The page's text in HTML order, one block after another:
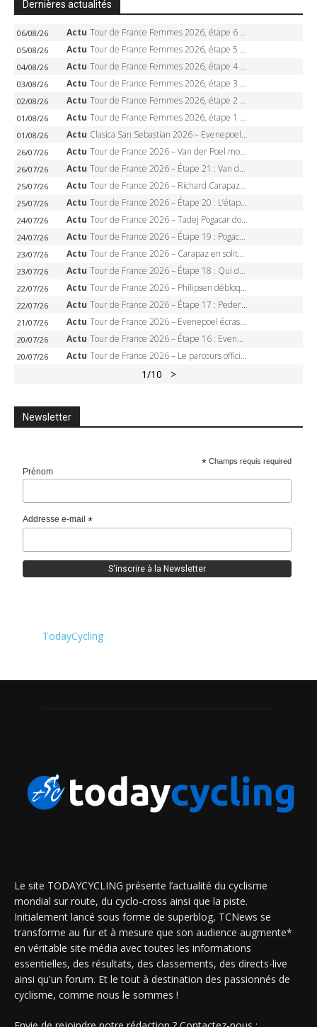
Dernières actualités
06/08/26 Actu Tour de France Femmes 2026, étape 6 – Kim Le Court-Pienaar gagne à Tournon, Reusser en jaune
05/08/26 Actu Tour de France Femmes 2026, étape 5 – Demi Vollering gagne à Belleville, Reusser en jaune, Ferrand-Prévot coule
04/08/26 Actu Tour de France Femmes 2026, étape 4 – Marlen Reusser écrase le chrono, Ferrand-Prévot en crise
03/08/26 Actu Tour de France Femmes 2026, étape 3 – Sigrid Haugset en solitaire, 88 km d’échappée, maillot jaune
02/08/26 Actu Tour de France Femmes 2026, étape 2 – Lorena Wiebes doublé à Genève, Markus héroïque, 7e record
01/08/26 Actu Tour de France Femmes 2026, étape 1 – Lorena Wiebes intouchable à Lausanne, premier maillot jaune
01/08/26 Actu Clasica San Sebastian 2026 – Evenepoel recordman, 4e victoire, Carapaz battu au sprint
26/07/26 Actu Tour de France 2026 – Van der Poel monumental à Paris, Pogacar égale le record des cinq sacres
26/07/26 Actu Tour de France 2026 – Étape 21 : Van der Poel, Pogacar, qui succédera à Wout van Aert sur les Champs-Elysées ?
25/07/26 Actu Tour de France 2026 – Richard Carapaz roi des Alpes, doublé et maillot à pois, Seixas perd le podium
25/07/26 Actu Tour de France 2026 – Étape 20 : L’étape reine, Galibier, Sarenne, Alpe d’Huez, qui succédera à Pogacar ?
24/07/26 Actu Tour de France 2026 – Tadej Pogacar dompte l’Alpe d’Huez, 5e victoire, record de Pantani pulvérisé
24/07/26 Actu Tour de France 2026 – Étape 19 : Pogacar peut-il enfin dompter l’Alpe d’Huez ?
23/07/26 Actu Tour de France 2026 – Carapaz en solitaire à Orcières-Merlette, Paret-Peintre à un point du maillot à pois
23/07/26 Actu Tour de France 2026 – Étape 18 : Qui domptera Orcières-Merlette, première marche vers l’Alpe d’Huez ?
22/07/26 Actu Tour de France 2026 – Philipsen débloque son compteur à Voiron, Pedersen en danger pour le maillot vert
22/07/26 Actu Tour de France 2026 – Étape 17 : Pedersen peut-il verrouiller le maillot vert à Voiron ?
21/07/26 Actu Tour de France 2026 – Evenepoel écrase le chrono d’Évian, Seixas 4e, Lipowitz abandonne
20/07/26 Actu Tour de France 2026 – Étape 16 : Evenepoel, Pogacar, Ganna… qui domptera le chrono d’Évian pour redessiner le podium ?
20/07/26 Actu Tour de France 2026 – Le parcours officiel complet : 21 étapes, profils, carte et dates
1/10 >
Newsletter
* Champs requis required
Prénom
Addresse e-mail*
TodayCycling
Le site TODAYCYCLING présente l’actualité du cyclisme
mondial sur route, du cyclo-cross ainsi que la piste.
Initialement lancé sous forme de superblog, TCNews se
transforme au fur et à mesure que son audience augmente*
en véritable site média avec toutes les informations
essentielles, des résultats, des classements, des directs-live
ainsi qu'un forum. Et le tout à destination des passionnés de
cyclisme, comme nous le sommes !